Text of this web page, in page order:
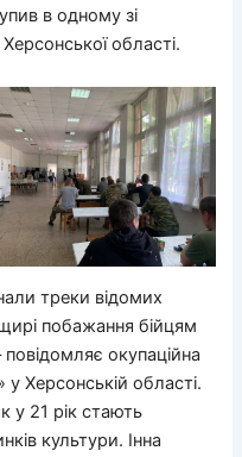
в одному зі
області.
треки відомих
побажання бійцям
окупаційна
у Херсонській області.
у 21 рік стають
культури. Інна